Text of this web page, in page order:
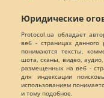
Юридические
Protocol.ua обладает
веб - страницах
понимаются тексты,
шота, сканы, видео,
размещенных на веб -
для индексации
использованием
и тому подобное.